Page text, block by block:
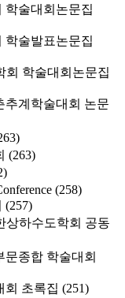
학술대회논문집
학술발표논문집
회 학술대회논문집
추계학술대회 논문
(263)
(258)
(257)
상하수도학회 공동
종합 학술대회
회 초록집 (251)